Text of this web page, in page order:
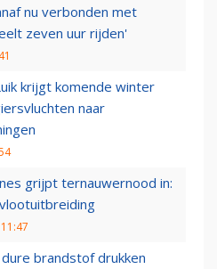
nu verbonden met
zeven uur rijden'
krijgt komende winter
naar
grijpt ternauwernood in:
brandstof drukken